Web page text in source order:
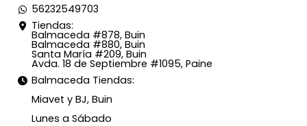
56232549703
Tiendas:
Balmaceda #878, Buin
Balmaceda #880, Buin
Santa María #209, Buin
Avda. 18 de Septiembre #1095, Paine
Balmaceda Tiendas:
Miavet y BJ, Buin
Lunes a Sábado